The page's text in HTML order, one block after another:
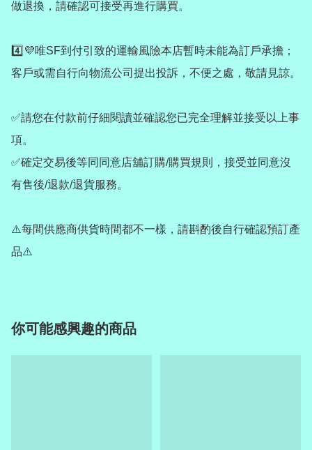
做退換，請確認可接受再進行購買。
4️⃣💜唯SF到付引致的運輸風險本店暫時未能為訂戶承擔；
客戶或需自行向物流公司提出投訴，不便之處，敬請見諒。
✅請您在付款前仔細閱讀並確認您已完全理解並接受以上事
項。
✅確定交易後等同同意店舖訂購/購買規則，接受並同意沒
有售後/退款/退貨服務。
⚠️每間供應商供貨時間都不一樣，請斟酌後自行確認預訂產
品⚠️
你可能感興趣的商品